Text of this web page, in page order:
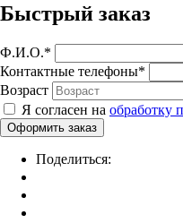
Быстрый заказ
Ф.И.О.*
Контактные телефоны*
Возраст
Я согласен на обработку
Поделиться: